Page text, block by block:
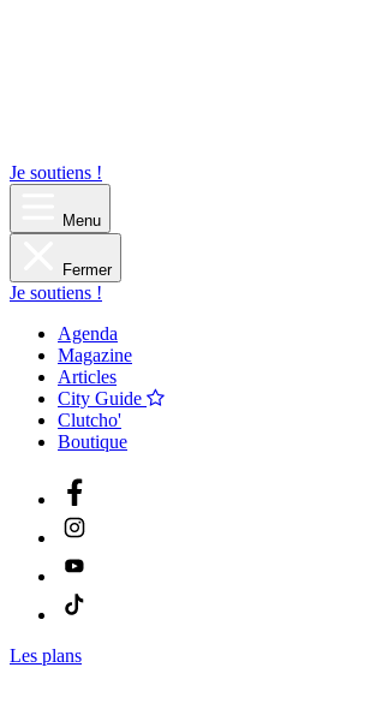
Je soutiens !
Menu
Fermer
Je soutiens !
Agenda
Magazine
Articles
City Guide
Clutcho'
Boutique
Les plans